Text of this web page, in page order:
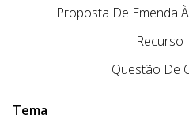
Proposta De Emenda
Recurso
Questão De
Tema